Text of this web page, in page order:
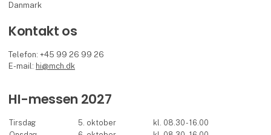
Danmark
Kontakt os
Telefon: +45 99 26 99 26
E-mail: hi@mch.dk
HI-messen 2027
Tirsdag 5. oktober
kl. 08.30 - 16.00